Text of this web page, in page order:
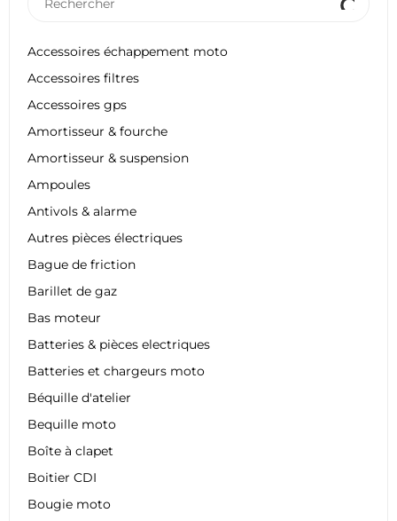
Accessoires échappement moto
Accessoires filtres
Accessoires gps
Amortisseur & fourche
Amortisseur & suspension
Ampoules
Antivols & alarme
Autres pièces électriques
Bague de friction
Barillet de gaz
Bas moteur
Batteries & pièces electriques
Batteries et chargeurs moto
Béquille d'atelier
Bequille moto
Boîte à clapet
Boitier CDI
Bougie moto